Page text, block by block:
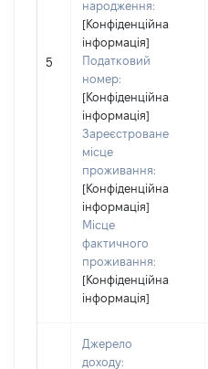
5
народження:
[Конфіденційна
інформація]
Податковий
номер:
[Конфіденційна
інформація]
Зареєстроване
місце
проживання:
[Конфіденційна
інформація]
Місце
фактичного
проживання:
[Конфіденційна
інформація]
Джерело
доходу: